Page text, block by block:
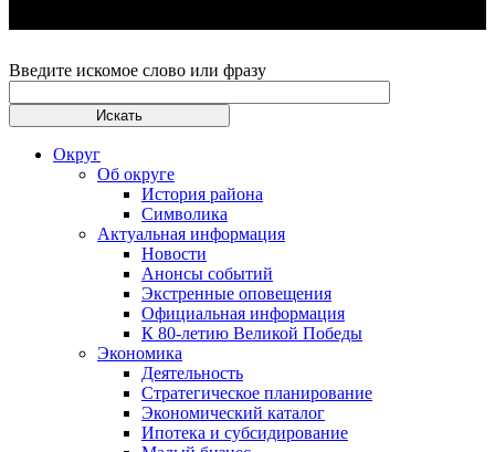
Введите искомое слово или фразу
Округ
Об округе
История района
Символика
Актуальная информация
Новости
Анонсы событий
Экстренные оповещения
Официальная информация
К 80-летию Великой Победы
Экономика
Деятельность
Стратегическое планирование
Экономический каталог
Ипотека и субсидирование